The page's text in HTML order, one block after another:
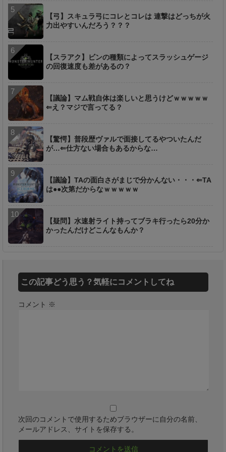
【弓】スキュラ弓にコレとコレは 連撃はどっちが火
力出やすいんだろう？？？
【スラアク】ビンの種類によってスラッシュゲージ
の回復速度も差があるの？
【議論】マム戦自体は楽しいと思うけどｗｗｗｗｗ
⇐え？マジで言ってる？
【驚愕】普段歴ヴァルで面接してるやついたんだ
が…⇐仕方ない場合もあるからな…
【議論】TAの面白さがまじで分かんない・・・⇐TA
は●●次第だからなｗｗｗｗｗ
【疑問】水速射ライト持ってブラキ行ったら20分か
かったんだけどこんなもんか？
この記事どう思う？気軽にコメントしてね
コメント ※
次回のコメントで使用するためブラウザーに自分の名前、
メールアドレス、サイトを保存する。